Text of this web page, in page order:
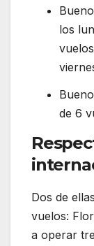
los
de 6
Dos de
vuelos:
a operar